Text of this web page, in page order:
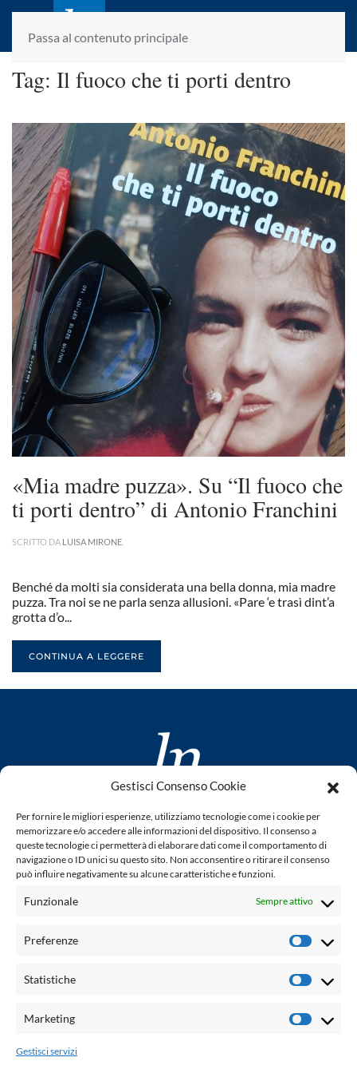
Gestisci Consenso Cookie
Per fornire le migliori esperienze, utilizziamo tecnologie come i cookie per
memorizzare e/o accedere alle informazioni del dispositivo. Il consenso a
queste tecnologie ci permetterà di elaborare dati come il comportamento di
navigazione o ID unici su questo sito. Non acconsentire o ritirare il consenso
può influire negativamente su alcune caratteristiche e funzioni.
Funzionale Sempre attivo
Preferenze
Statistiche
Marketing
Gestisci servizi
Passa al contenuto principale
laletteraturaenoi.it
fondato da Romano Luperini
Tag: Il fuoco che ti porti dentro
«Mia madre puzza». Su “Il fuoco che
ti porti dentro” di Antonio Franchini
SCRITTO DA LUISA MIRONE
Benché da molti sia considerata una bella donna, mia madre
puzza. Tra noi se ne parla senza allusioni. «Pare ‘e trasì dint’a
grotta d’o...
CONTINUA A LEGGERE
www.laletteraturaenoi.it
fondato da Romano Luperini
Questo blog non rappresenta una testata giornalistica in
quanto viene aggiornato senza alcuna periodicità. Non può
legge n° 62 del 7.03.2001. L'autore non è responsabile per
email: